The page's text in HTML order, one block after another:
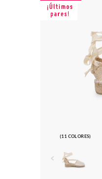
(11 COLORES)